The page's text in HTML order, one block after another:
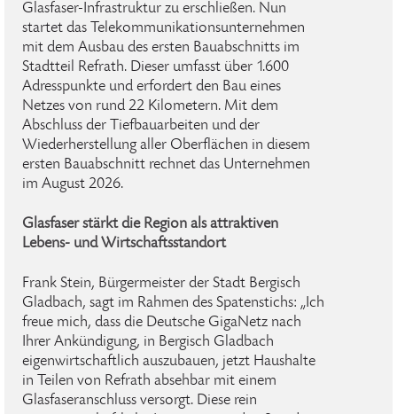
Glasfaser-Infrastruktur zu erschließen. Nun
startet das Telekommunikationsunternehmen
mit dem Ausbau des ersten Bauabschnitts im
Stadtteil Refrath. Dieser umfasst über 1.600
Adresspunkte und erfordert den Bau eines
Netzes von rund 22 Kilometern. Mit dem
Abschluss der Tiefbauarbeiten und der
Wiederherstellung aller Oberflächen in diesem
ersten Bauabschnitt rechnet das Unternehmen
im August 2026.
Glasfaser stärkt die Region als attraktiven
Lebens- und Wirtschaftsstandort
Frank Stein, Bürgermeister der Stadt Bergisch
Gladbach, sagt im Rahmen des Spatenstichs: „Ich
freue mich, dass die Deutsche GigaNetz nach
Ihrer Ankündigung, in Bergisch Gladbach
eigenwirtschaftlich auszubauen, jetzt Haushalte
in Teilen von Refrath absehbar mit einem
Glasfaseranschluss versorgt. Diese rein